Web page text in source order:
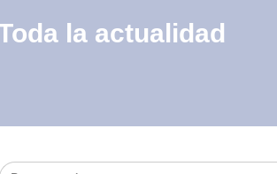
la actualidad
Buscar: